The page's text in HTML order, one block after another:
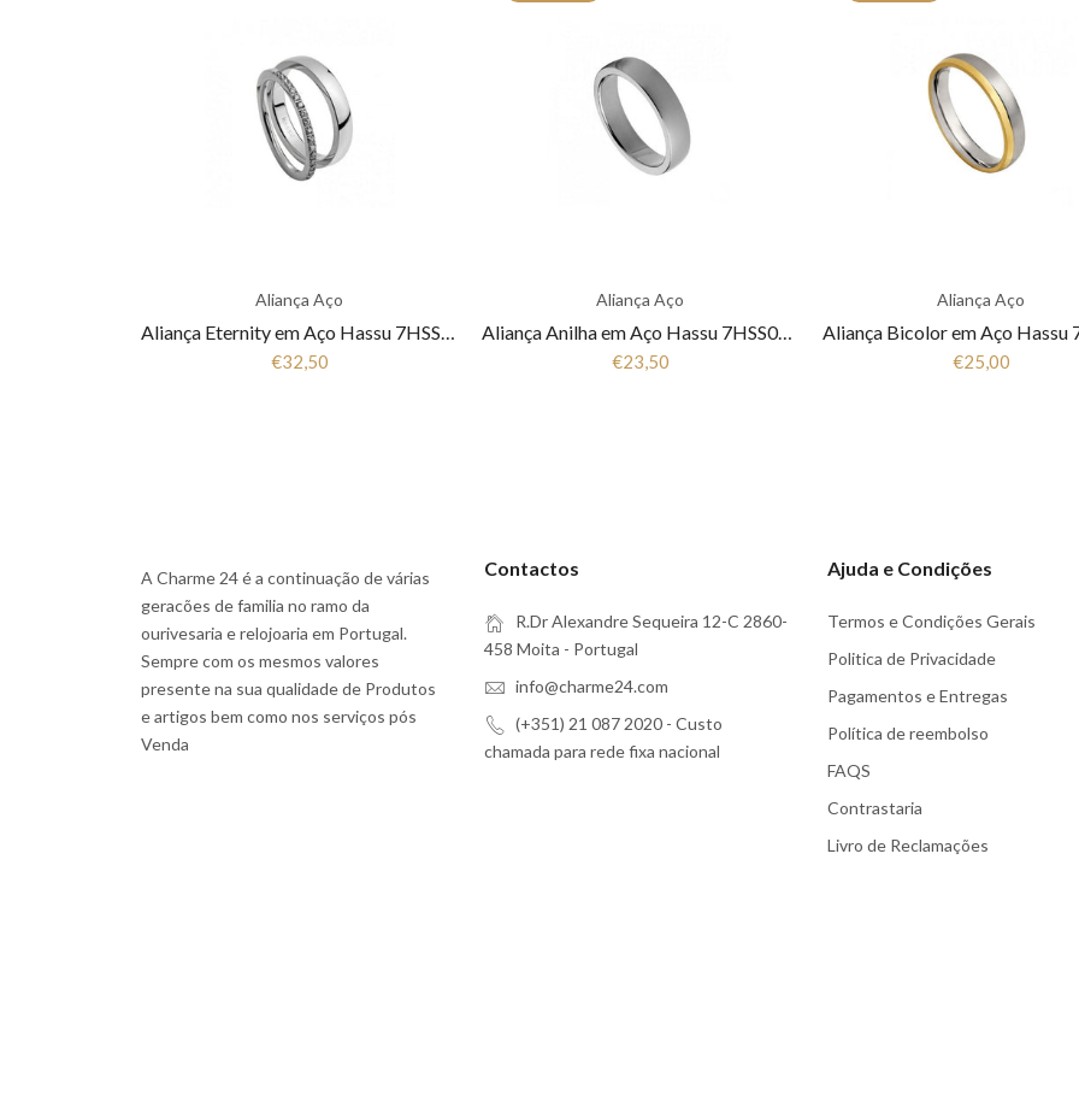
Aliança Aço
Aliança Eternity em Aço Hassu 7HSS010148A
€32,50
Aliança Aço
Aliança Anilha em Aço Hassu 7HSS010148
€23,50
Aliança Aço
€25,00
A Charme 24 é a continuação de várias
geracões de familia no ramo da
ourivesaria e relojoaria em Portugal.
Sempre com os mesmos valores
presente na sua qualidade de Produtos
e artigos bem como nos serviços pós
Venda
Contactos
R.Dr Alexandre Sequeira 12-C 2860-
458 Moita - Portugal
info@charme24.com
(+351) 21 087 2020 - Custo
chamada para rede fixa nacional
Ajuda e Condições
Termos e Condições Gerais
Politica de Privacidade
Pagamentos e Entregas
Política de reembolso
FAQS
Contrastaria
Livro de Reclamações